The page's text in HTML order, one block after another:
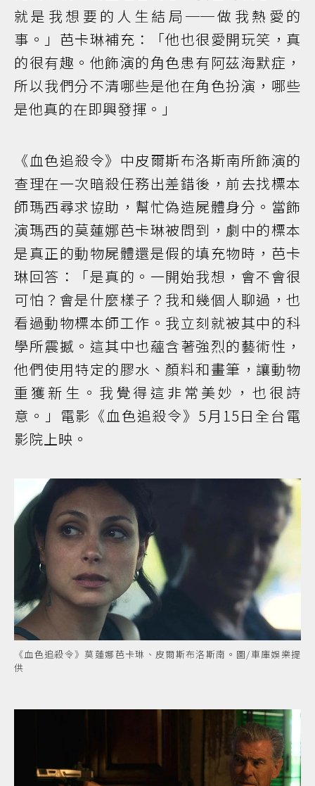
就是我想要的人生結局──做我熱愛的
事。」芭卡琳補充：「他也很愛開玩笑，真
的很有趣。他飾演的角色患有阿茲海默症，
所以我們分不清哪些是他在角色扮演，哪些
是他真的在即興發揮。」
《血色追殺令》中皮爾斯布洛斯南所飾演的
查理在一次暗殺任務出差錯後，前去找標本
師瑪西尋求協助，幫忙偽造屍體身分。當飾
演瑪西的莫蓮娜芭卡琳被問到，劇中的標本
是真正的動物屍體還是假的填充物時，芭卡
琳回答：「是真的。一開始我想，會不會很
可怕？會是什麼樣子？我和幾個人聊過，也
看過動物標本師工作。我立刻就被其中的科
學所震撼。這其中也蘊含著強烈的藝術性，
他們使用特定的膠水、顏料和畫筆，讓動物
重獲新生。我覺得這非常美妙，也很詩
意。」電影《血色追殺令》5月15日全台電
影院上映。
《血色追殺令》莫蓮娜芭卡琳、皮爾斯布洛斯南。圖/車庫娛樂提
供